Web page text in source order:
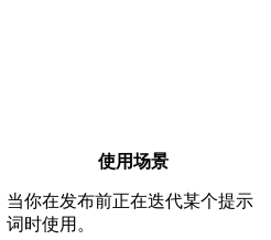
使用场景
当你在发布前正在迭代某个提示
词时使用。